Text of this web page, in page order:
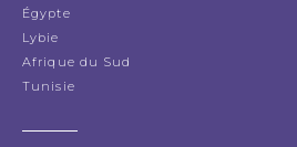
Égypte
Lybie
Afrique du Sud
Tunisie